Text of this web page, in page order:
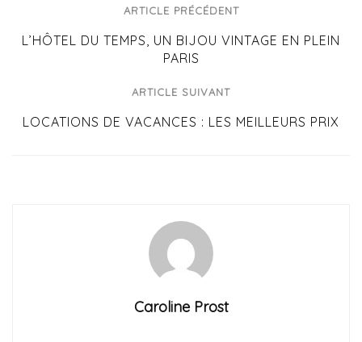
ARTICLE PRÉCÉDENT
L’HÔTEL DU TEMPS, UN BIJOU VINTAGE EN PLEIN
PARIS
ARTICLE SUIVANT
LOCATIONS DE VACANCES : LES MEILLEURS PRIX
Caroline Prost